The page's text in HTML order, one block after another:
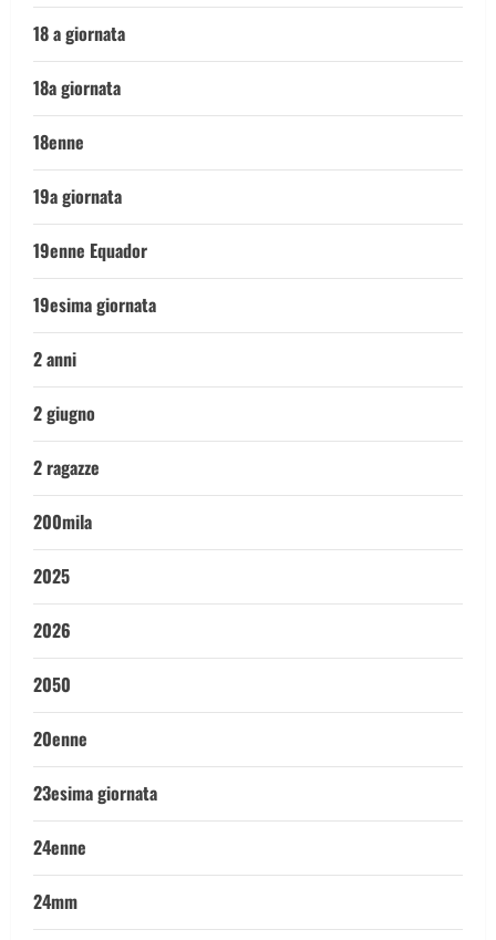
18 a giornata
18a giornata
18enne
19a giornata
19enne Equador
19esima giornata
2 anni
2 giugno
2 ragazze
200mila
2025
2026
2050
20enne
23esima giornata
24enne
24mm